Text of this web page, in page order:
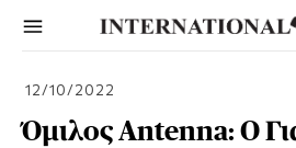
12/10/2022
Όμιλος Antenna: O